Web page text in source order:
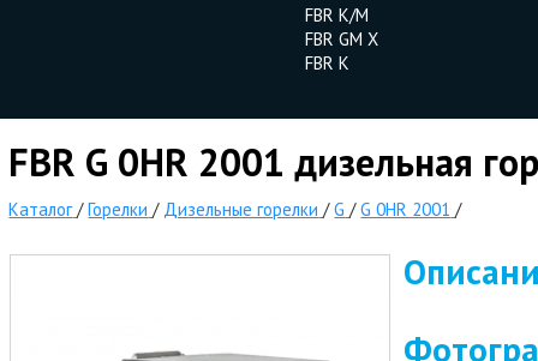
FBR K/M
FBR GM X
FBR K
FBR G 0HR 2001 дизельная
Каталог /Горелки / Дизельные горелки /G /G 0HR 2001 /